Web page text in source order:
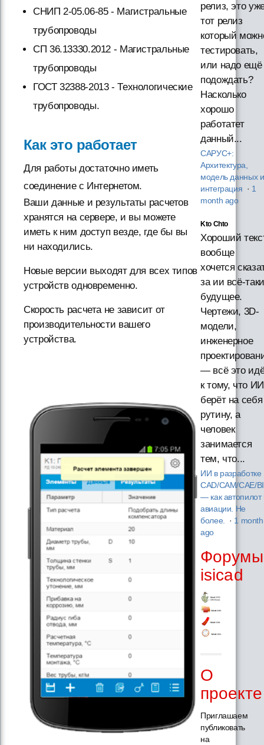
СНИП 2-05.06-85 - Магистральные
трубопроводы
СП 36.13330.2012 - Магистральные
трубопроводы
ГОСТ 32388-2013 - Технологические
трубопроводы.
Как это работает
Для работы достаточно иметь
соединение с Интернетом.
Ваши данные и результаты расчетов
хранятся на сервере, и вы можете
иметь к ним доступ везде, где бы вы
ни находились.
Новые версии выходят для всех типов
устройств одновременно.
Скорость расчета не зависит от
производительности вашего
устройства.
релиз, это
тот релиз
который
тестировать,
или надо ещё
подождать?
Насколько
хорошо
работатет
данный...
САРУС+:
Архитектура,
модель данных и
интеграция · 1
month ago
Kto Chto
Хороший
вообще
хочется
за ии всё-таки
будущее.
Чертежи, 3D-
модели,
инженерное
— всё это
к тому, что ИИ
берёт на себя
рутину, а
человек
занимается
тем, что...
ИИ в разработке
CAD/CAM/CAE/
— как автопилот
авиации. Не
более. · 1 month
ago
Форумы
isicad
О
проекте
Приглашаем
публиковать
на